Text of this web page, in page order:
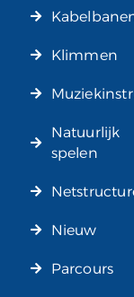
Klimmen
Natuurlijk
spelen
Nieuw
Parcours